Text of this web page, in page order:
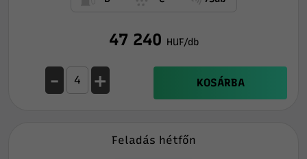
47 240 HUF/db
- + KOSÁRBA
Feladás hétfőn